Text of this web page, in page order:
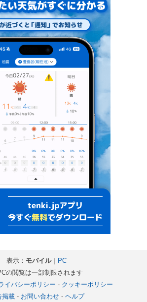
表示： モバイル｜ PC
の閲覧は一部制限されます
イバシーポリシー - クッキーポリシー
掲載- お問い合わせ- ヘルプ